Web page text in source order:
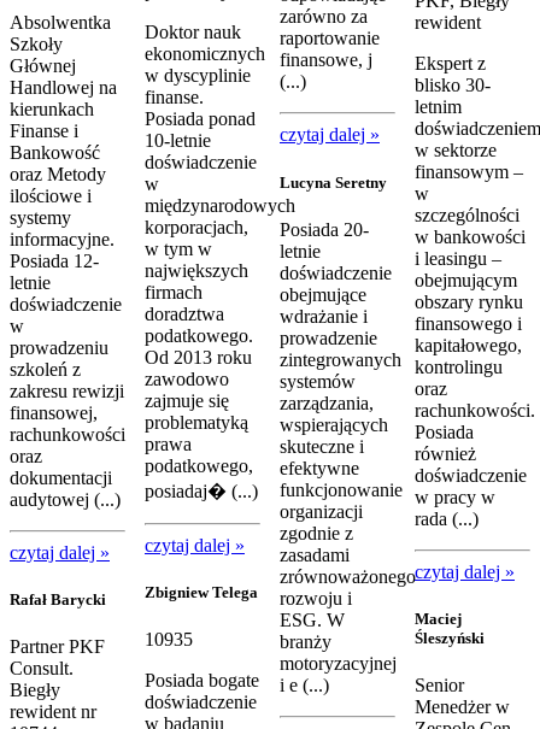
Absolwentka
Szkoły
Głównej
Handlowej na
kierunkach
Finanse i
Bankowość
oraz Metody
ilościowe i
systemy
informacyjne.
Posiada 12-
letnie
doświadczenie
w
prowadzeniu
szkoleń z
zakresu rewizji
finansowej,
rachunkowości
oraz
dokumentacji
audytowej (...)
czytaj dalej »
Rafał Barycki
Partner PKF
Consult.
Biegły
rewident nr
Doktor nauk
ekonomicznych
w dyscyplinie
finanse.
Posiada ponad
10-letnie
doświadczenie
w
międzynarodowych
korporacjach,
w tym w
największych
firmach
doradztwa
podatkowego.
Od 2013 roku
zawodowo
zajmuje się
problematyką
prawa
podatkowego,
posiadaj� (...)
czytaj dalej »
Zbigniew Telega
10935
Posiada bogate
doświadczenie
w badaniu
zarówno za
raportowanie
finansowe, j
(...)
czytaj dalej »
Lucyna Seretny
Posiada 20-
letnie
doświadczenie
obejmujące
wdrażanie i
prowadzenie
zintegrowanych
systemów
zarządzania,
wspierających
skuteczne i
efektywne
funkcjonowanie
organizacji
zgodnie z
zasadami
zrównoważonego
rozwoju i
ESG. W
branży
motoryzacyjnej
i e (...)
rewident
Ekspert z
blisko 30-
letnim
doświadczeniem
w sektorze
finansowym –
w
szczególności
w bankowości
i leasingu –
obejmującym
obszary rynku
finansowego i
kapitałowego,
kontrolingu
oraz
rachunkowości.
Posiada
również
doświadczenie
w pracy w
rada (...)
czytaj dalej »
Maciej
Śleszyński
Senior
Menedżer w